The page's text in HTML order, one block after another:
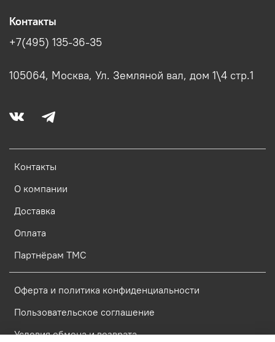
Контакты
О компании
Доставка
Оплата
Партнёрам ТМС
Оферта и политика конфиденциальности
Пользовательское соглашение
Условия обмена и возврата
Контакты
+7(495) 135-36-35
105064, Москва, Ул. Земляной вал, дом 1\4 стр.1